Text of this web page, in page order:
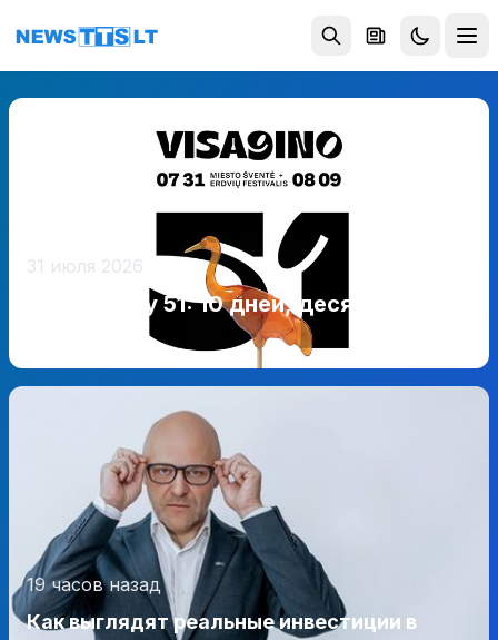
Перейти к содержимому
31 июля 2026
Висагинасу 51: 10 дней, десятки
19 часов назад
Как выглядят реальные инвестиции в